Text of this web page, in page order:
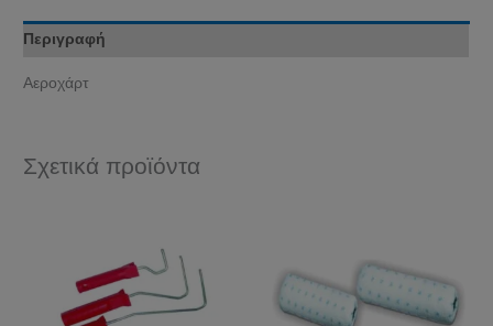
Περιγραφή
Αεροχάρτ
Σχετικά προϊόντα